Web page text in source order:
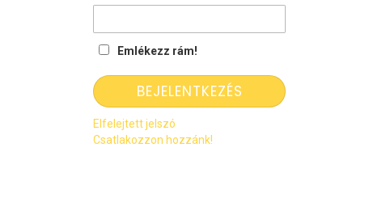
Emlékezz rám!
Elfelejtett jelszó
Csatlakozzon hozzánk!